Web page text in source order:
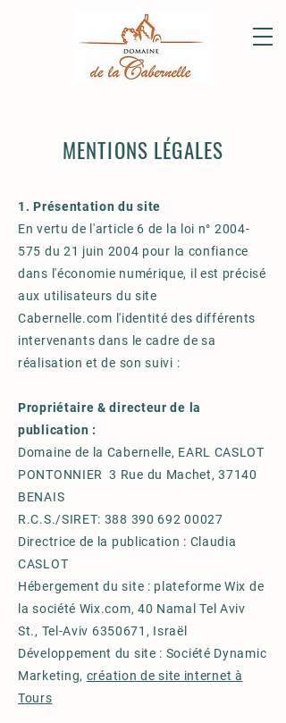
MENTIONS LÉGALES
1. Présentation du site
En vertu de l'article 6 de la loi n° 2004-
575 du 21 juin 2004 pour la confiance
dans l'économie numérique, il est précisé
aux utilisateurs du site
Cabernelle.com l'identité des différents
intervenants dans le cadre de sa
réalisation et de son suivi :
Propriétaire & directeur de la
publication :
Domaine de la Cabernelle, EARL CASLOT
PONTONNIER 3 Rue du Machet, 37140
BENAIS
R.C.S./SIRET: 388 390 692 00027
Directrice de la publication : Claudia
CASLOT
Hébergement du site : plateforme Wix de
la société Wix.com, 40 Namal Tel Aviv
St., Tel-Aviv 6350671 , Israël
Développement du site : Société Dynamic
Marketing, création de site internet à
Tours